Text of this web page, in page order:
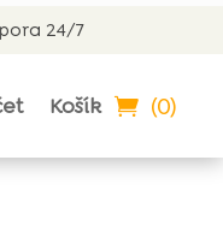
24/7
Košík (0)